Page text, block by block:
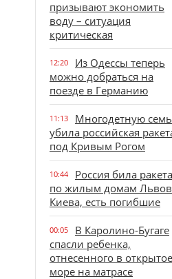
призывают экономить
воду – ситуация
критическая
12:20
Из Одессы теперь
можно добраться на
поезде в Германию
11:13
Многодетную
убила российская
под Кривым Рогом
10:44
Россия била
по жилым домам
Киева, есть погибшие
00:05
В Каролино-Бугаге
спасли ребенка,
отнесенного в открытое
море на матрасе